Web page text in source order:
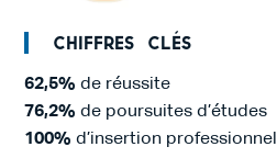
Chiffres clés
62,5% de réussite
76,2% de poursuites d’études
100% d’insertion